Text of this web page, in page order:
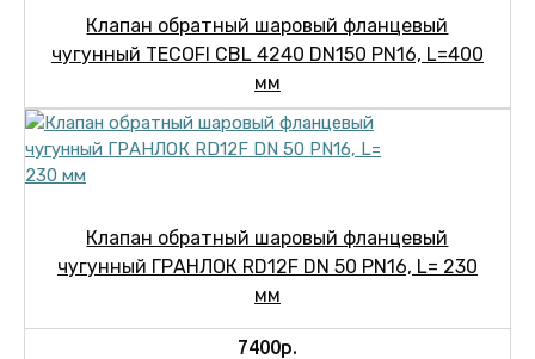
Клапан обратный шаровый фланцевый
чугунный TECOFI CBL 4240 DN150 PN16, L=400
мм
Клапан обратный шаровый фланцевый
чугунный ГРАНЛОК RD12F DN 50 PN16, L= 230
мм
7400р.